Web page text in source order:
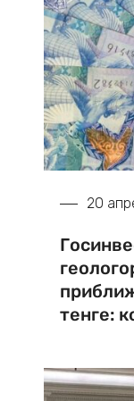
20
тенге: